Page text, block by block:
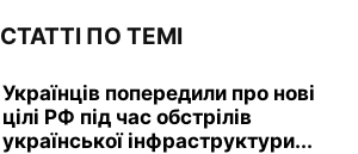
СТАТТІ ПО ТЕМІ
Українців попередили про нові
цілі РФ під час обстрілів
української інфраструктури...